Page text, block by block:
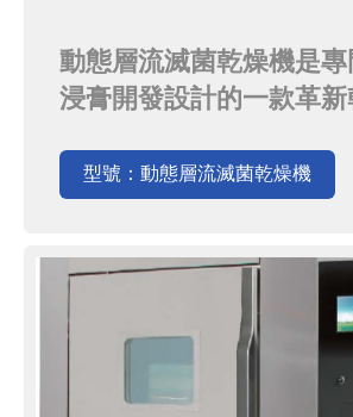
動態層流滅菌乾燥機是
浸膏開發設計的一款革新
燥，具有乾燥效率高，能
線滅菌，在線清洗，解決
生產實際程序脫節等問題
代產品。
型號：動態層流滅菌乾燥機